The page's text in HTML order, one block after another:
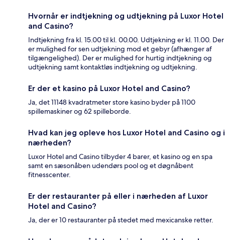
Hvornår er indtjekning og udtjekning på Luxor Hotel
and Casino?
Indtjekning fra kl. 15.00 til kl. 00.00. Udtjekning er kl. 11.00. Der
er mulighed for sen udtjekning mod et gebyr (afhænger af
tilgængelighed). Der er mulighed for hurtig indtjekning og
udtjekning samt kontaktløs indtjekning og udtjekning.
Er der et kasino på Luxor Hotel and Casino?
Ja, det 11148 kvadratmeter store kasino byder på 1100
spillemaskiner og 62 spilleborde.
Hvad kan jeg opleve hos Luxor Hotel and Casino og i
nærheden?
Luxor Hotel and Casino tilbyder 4 barer, et kasino og en spa
samt en sæsonåben udendørs pool og et døgnåbent
fitnesscenter.
Er der restauranter på eller i nærheden af Luxor
Hotel and Casino?
Ja, der er 10 restauranter på stedet med mexicanske retter.